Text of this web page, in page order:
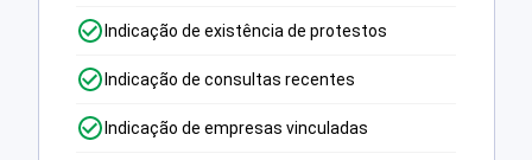
Indicação de existência de protestos
Indicação de consultas recentes
Indicação de empresas vinculadas